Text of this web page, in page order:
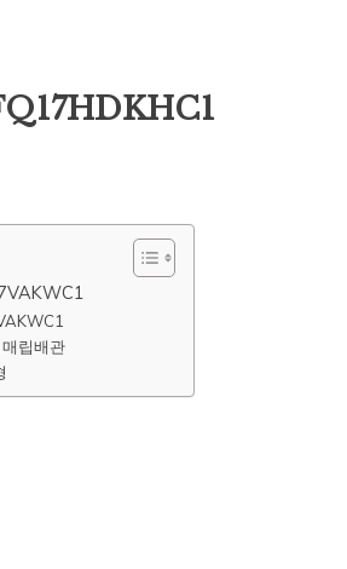
립배관